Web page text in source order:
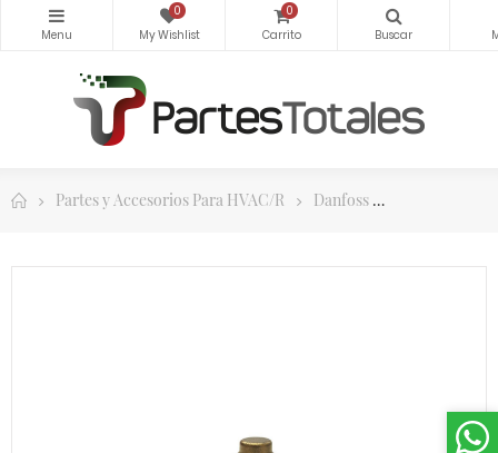
0 0
Partes y Accesorios Para HVAC/R Danfoss